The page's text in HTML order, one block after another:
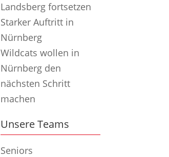
Landsberg fortsetzen
Starker Auftritt in
Nürnberg
Wildcats wollen in
Nürnberg den
nächsten Schritt
machen
Unsere Teams
Seniors